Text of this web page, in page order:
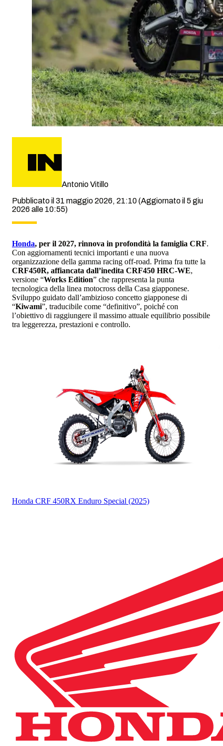
Antonio Vitillo
Pubblicato il 31 maggio 2026, 21:10(Aggiornato il 5 giu
2026 alle 10:55)
Honda, per il 2027, rinnova in profondità la famiglia CRF.
Con aggiornamenti tecnici importanti e una nuova
organizzazione della gamma racing off-road. Prima fra tutte la
CRF450R, affiancata dall’inedita CRF450 HRC-WE,
versione “Works Edition” che rappresenta la punta
tecnologica della linea motocross della Casa giapponese.
Sviluppo guidato dall’ambizioso concetto giapponese di
“Kiwami”, traducibile come “definitivo”, poiché con
l’obiettivo di raggiungere il massimo attuale equilibrio possibile
tra leggerezza, prestazioni e controllo.
Honda CRF 450RX Enduro Special (2025)